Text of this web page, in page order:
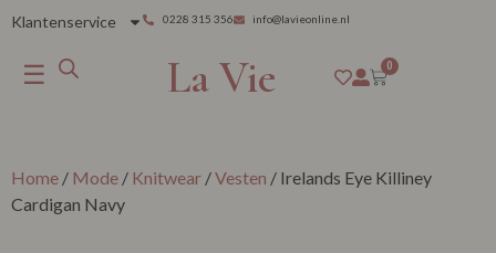
Klantenservice 0228 315 356 info@lavieonline.nl
☰ La Vie 0
Home / Mode / Knitwear /Vesten / Irelands Eye Killiney
Cardigan Navy